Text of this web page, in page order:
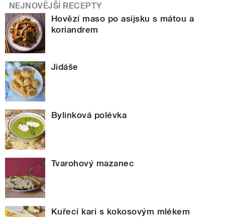
NEJNOVĚJŠÍ RECEPTY
Hovězí maso po asijsku s mátou a
koriandrem
Jidáše
Bylinková polévka
Tvarohový mazanec
Kuřecí kari s kokosovým mlékem